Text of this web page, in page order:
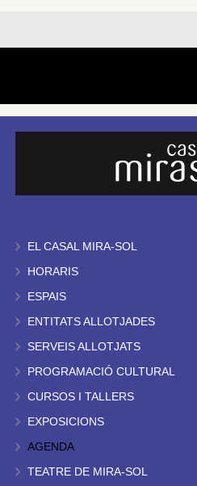
EL CASAL MIRA-SOL
HORARIS
ESPAIS
ENTITATS ALLOTJADES
SERVEIS ALLOTJATS
PROGRAMACIÓ CULTURAL
CURSOS I TALLERS
EXPOSICIONS
AGENDA
TEATRE DE MIRA-SOL